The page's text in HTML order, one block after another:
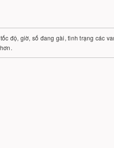
độ, giờ, số đang gài, tình trạng các